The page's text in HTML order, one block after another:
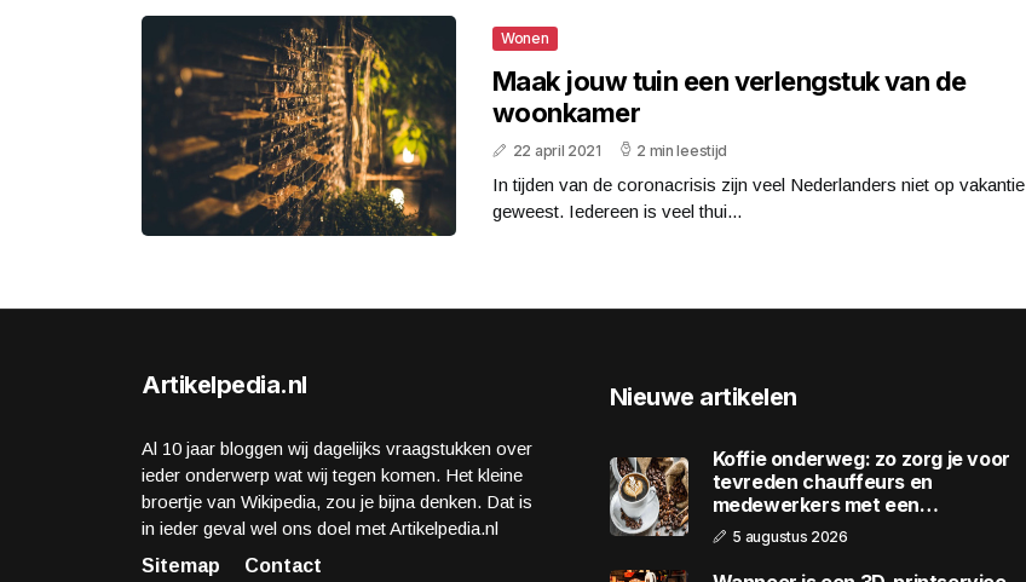
Wonen
Maak jouw tuin een verlengstuk van de
woonkamer
22 april 2021 2 min leestijd
In tijden van de coronacrisis zijn veel Nederlanders niet op vakantie
geweest. Iedereen is veel thui...
Artikelpedia.nl
Al 10 jaar bloggen wij dagelijks vraagstukken over
ieder onderwerp wat wij tegen komen. Het kleine
broertje van Wikipedia, zou je bijna denken. Dat is
in ieder geval wel ons doel met Artikelpedia.nl
Sitemap
Contact
Nieuwe artikelen
Koffie onderweg: zo zorg je voor
tevreden chauffeurs en
medewerkers met een
wagenpark
5 augustus 2026